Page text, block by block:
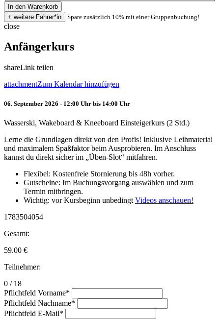
Spare zusätzlich 10% mit einer Gruppenbuchung!
close
Anfängerkurs
shareLink teilen
attachmentZum Kalendar hinzufügen
06. September 2026 - 12:00 Uhr bis 14:00 Uhr
Wasserski, Wakeboard & Kneeboard Einsteigerkurs (2 Std.)
Lerne die Grundlagen direkt von den Profis! Inklusive Leihmaterial
und maximalem Spaßfaktor beim Ausprobieren. Im Anschluss
kannst du direkt sicher im „Üben-Slot“ mitfahren.
Flexibel: Kostenfreie Stornierung bis 48h vorher.
Gutscheine: Im Buchungsvorgang auswählen und zum
Termin mitbringen.
Wichtig: vor Kursbeginn unbedingt Videos anschauen!
1783504054
Gesamt:
59.00 €
Teilnehmer:
0 / 18
Pflichtfeld Vorname*
Pflichtfeld Nachname*
Pflichtfeld E-Mail*